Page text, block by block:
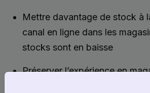
Mettre davantage de stock à
canal en ligne dans les
stocks sont en baisse
Préserver l’expérience en